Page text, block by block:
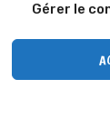
Gérer le
Nos